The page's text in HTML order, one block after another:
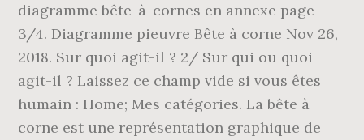
diagramme bête-à-cornes en annexe page
3/4. Diagramme pieuvre Bête à corne Nov 26,
2018. Sur quoi agit-il ? 2/ Sur qui ou quoi
agit-il ? Laissez ce champ vide si vous êtes
humain : Home; Mes catégories. La bête à
corne est une représentation graphique de